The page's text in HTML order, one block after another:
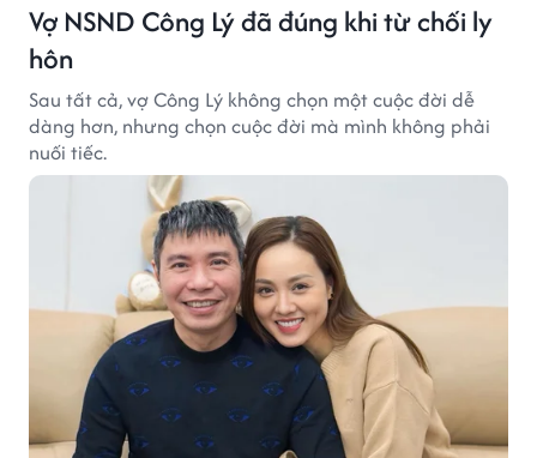
Vợ NSND Công Lý đã đúng khi từ chối ly
hôn
Sau tất cả, vợ Công Lý không chọn một cuộc đời dễ
dàng hơn, nhưng chọn cuộc đời mà mình không phải
nuối tiếc.